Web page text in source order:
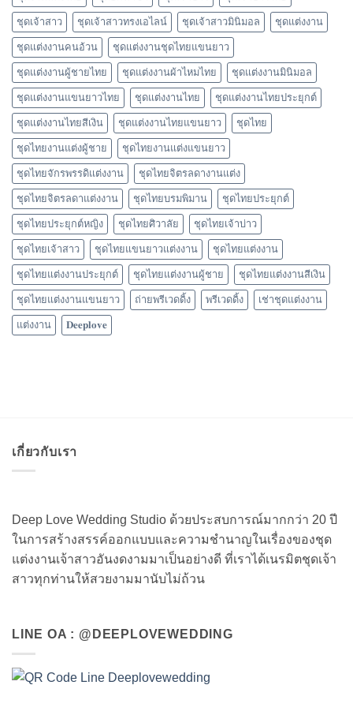
ชุดเจ้าสาว ชุดเจ้าสาวทรงเอไลน์ ชุดเจ้าสาวมินิมอล ชุดแต่งงาน
ชุดแต่งงานคนอ้วน ชุดแต่งงานชุดไทยแขนยาว
ชุดแต่งงานผู้ชายไทย ชุดแต่งงานผ้าไหมไทย ชุดแต่งงานมินิมอล
ชุดแต่งงานแขนยาวไทย ชุดแต่งงานไทย ชุดแต่งงานไทยประยุกต์
ชุดแต่งงานไทยสีเงิน ชุดแต่งงานไทยแขนยาว ชุดไทย
ชุดไทยงานแต่งผู้ชาย ชุดไทยงานแต่งแขนยาว
ชุดไทยจักรพรรดิแต่งงาน ชุดไทยจิตรลดางานแต่ง
ชุดไทยจิตรลดาแต่งงาน ชุดไทยบรมพิมาน ชุดไทยประยุกต์
ชุดไทยประยุกต์หญิง ชุดไทยศิวาลัย ชุดไทยเจ้าบ่าว
ชุดไทยเจ้าสาว ชุดไทยแขนยาวแต่งงาน ชุดไทยแต่งงาน
ชุดไทยแต่งงานประยุกต์ ชุดไทยแต่งงานผู้ชาย ชุดไทยแต่งงานสีเงิน
ชุดไทยแต่งงานแขนยาว ถ่ายพรีเวดดิ้ง พรีเวดดิ้ง เช่าชุดแต่งงาน
แต่งงาน 𝐃𝐞𝐞𝐩𝐥𝐨𝐯𝐞
เกี่ยวกับเรา
Deep Love Wedding Studio ด้วยประสบการณ์มากกว่า 20 ปี
ในการสร้างสรรค์ออกแบบและความชำนาญในเรื่องของชุด
แต่งงานเจ้าสาวอันงดงามมาเป็นอย่างดี ที่เราได้เนรมิตชุดเจ้า
สาวทุกท่านให้สวยงามมานับไม่ถ้วน
LINE OA : @DEEPLOVEWEDDING